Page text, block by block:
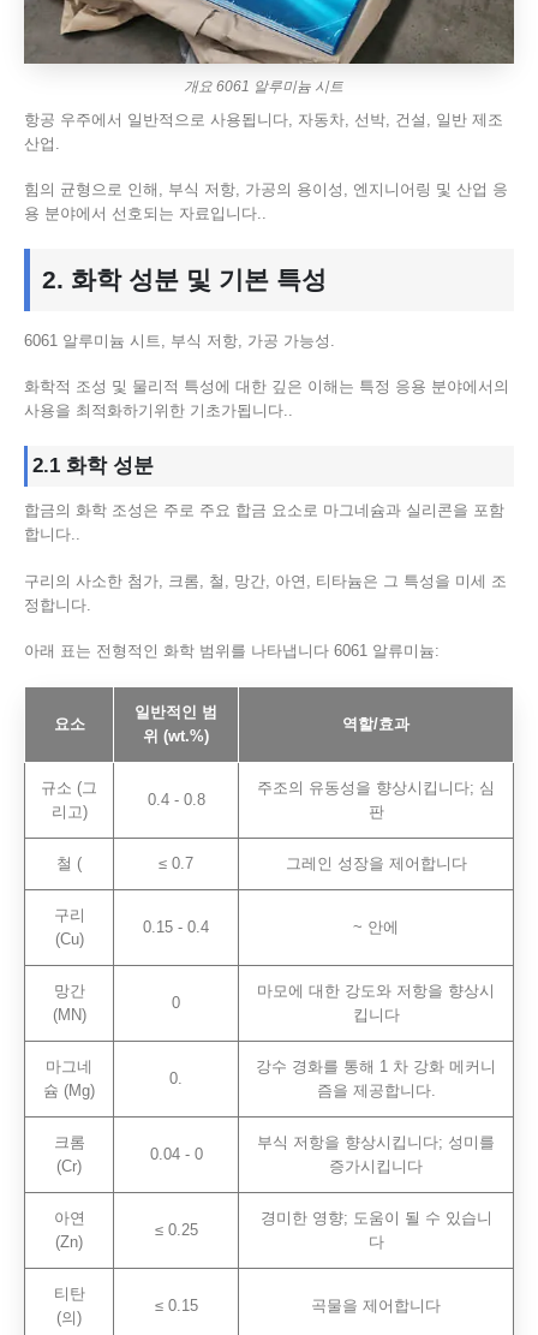
개요 6061 알루미늄 시트
항공 우주에서 일반적으로 사용됩니다, 자동차, 선박, 건설, 일반 제조
산업.
힘의 균형으로 인해, 부식 저항, 가공의 용이성, 엔지니어링 및 산업 응
용 분야에서 선호되는 자료입니다..
2. 화학 성분 및 기본 특성
6061 알루미늄 시트, 부식 저항, 가공 가능성.
화학적 조성 및 물리적 특성에 대한 깊은 이해는 특정 응용 분야에서의
사용을 최적화하기위한 기초가됩니다..
2.1 화학 성분
합금의 화학 조성은 주로 주요 합금 요소로 마그네슘과 실리콘을 포함
합니다..
구리의 사소한 첨가, 크롬, 철, 망간, 아연, 티타늄은 그 특성을 미세 조
정합니다.
아래 표는 전형적인 화학 범위를 나타냅니다 6061 알류미늄:
요소
일반적인 범
위 (wt.%)
역할/효과
규소 (그
리고)
0.4 - 0.8
주조의 유동성을 향상시킵니다; 심
판
철 ( ≤ 0.7 그레인 성장을 제어합니다
구리
(Cu)
0.15 - 0.4 ~ 안에
망간
(MN)
0
마모에 대한 강도와 저항을 향상시
킵니다
마그네
슘 (Mg)
0.
강수 경화를 통해 1 차 강화 메커니
즘을 제공합니다.
크롬
(Cr)
0.04 - 0
부식 저항을 향상시킵니다; 성미를
증가시킵니다
아연
(Zn)
≤ 0.25
경미한 영향; 도움이 될 수 있습니
다
티탄
(의)
≤ 0.15 곡물을 제어합니다